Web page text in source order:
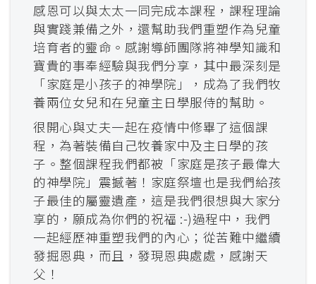
感恩可以與太太一同完成本課程，課程理論
與實踐兼備之外，還幫助我們重塑作為兒童
培育者的靈命。感謝導師團隊將神學知識和
寶貴的事奉經驗與我們分享，其中最深刻是
「家庭是小孩子的神學院」，成為了我們牧
養兩位女兒和在兒童主日學服侍的幫助。
很開心與丈夫一起在疫情中修畢了這個課
程，為著裝備自己牧養家中及主日學的孩
子。整個課程我們都被「家庭是孩子最偉大
的神學院」震撼著！家庭祭壇也是我們給孩
子最佳的屬靈遺產，這是我們很想與大家分
享的，願成為你們的祝福 :-)過程中，我們
一起經歷神重塑我們的內心；從苦難中繼續
發掘恩典，而且，發現恩典處處，感謝天
父！